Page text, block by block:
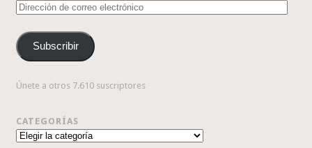
Dirección
correo
electrónico
Subscribir
Únete a otros 7.610 suscriptores
CATEGORÍAS
Categorías